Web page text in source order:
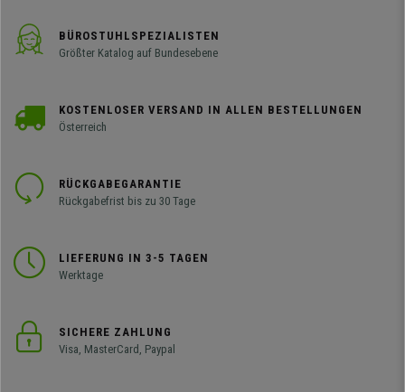
BÜROSTUHLSPEZIALISTEN
Größter Katalog auf Bundesebene
KOSTENLOSER VERSAND IN ALLEN BESTELLUNGEN
Österreich
RÜCKGABEGARANTIE
Rückgabefrist bis zu 30 Tage
LIEFERUNG IN 3-5 TAGEN
Werktage
SICHERE ZAHLUNG
Visa, MasterCard, Paypal